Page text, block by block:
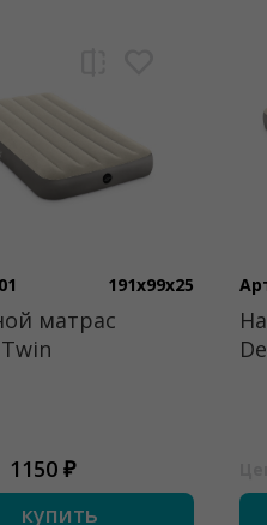
191x99x25
матрас
1150 ₽
купить